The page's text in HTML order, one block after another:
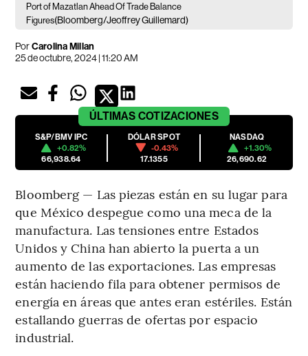
Port of Mazatlan Ahead Of Trade Balance
Figures(Bloomberg/Jeoffrey Guillemard)
PorCarolina Millan
25 de octubre, 2024 | 11:20 AM
ÚLTIMAS COTIZACIONES
S&P/BMV IPC
+0.82%
66,938.64
DÓLAR SPOT
-0.43%
17.1355
NASDAQ
+1.30%
26,690.62
Bloomberg — Las piezas están en su lugar para
que México despegue como una meca de la
manufactura. Las tensiones entre Estados
Unidos y China han abierto la puerta a un
aumento de las exportaciones. Las empresas
están haciendo fila para obtener permisos de
energía en áreas que antes eran estériles. Están
estallando guerras de ofertas por espacio
industrial.